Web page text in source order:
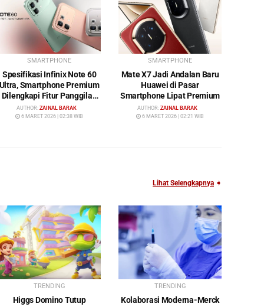
SMARTPHONE
Spesifikasi Infinix Note 60
Ultra, Smartphone Premium
Dilengkapi Fitur Panggilan
Satelit
AUTHOR: ZAINAL BARAK
6 MARET 2026 | 02:38 WIB
SMARTPHONE
Mate X7 Jadi Andalan Baru
Huawei di Pasar
Smartphone Lipat Premium
AUTHOR: ZAINAL BARAK
6 MARET 2026 | 02:21 WIB
Lihat Selengkapnya ➧
TRENDING
Higgs Domino Tutup
TRENDING
Kolaborasi Moderna-Merck